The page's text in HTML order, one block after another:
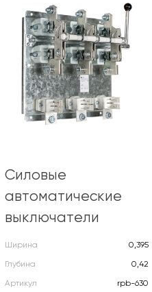
Силовые
автоматические
выключатели
Ширина
0,395
Глубина
0,42
Артикул
rpb-630